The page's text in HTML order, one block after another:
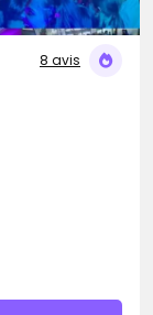
8 avis